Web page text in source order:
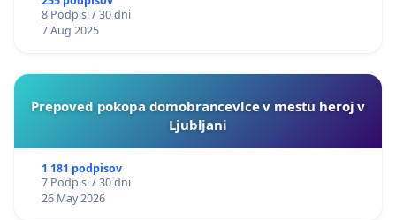
8 Podpisi / 30 dni
7 Aug 2025
Prepoved pokopa domobrancevlce v mestu heroj v
Ljubljani
1 181 podpisov
7 Podpisi / 30 dni
26 May 2026